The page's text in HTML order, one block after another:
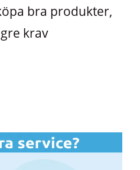
bra produkter,
krav